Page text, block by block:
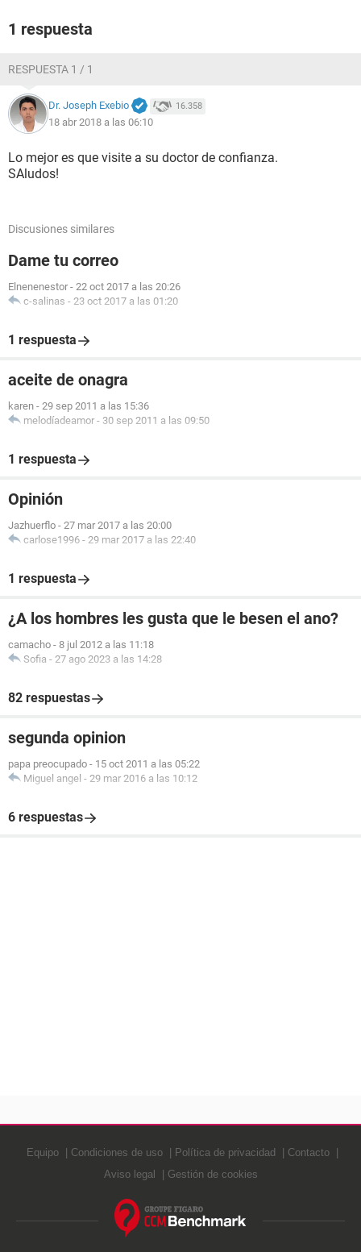
1 respuesta
RESPUESTA 1 / 1
Dr. Joseph Exebio 16.358
18 abr 2018 a las 06:10
Lo mejor es que visite a su doctor de confianza.
SAludos!
Discusiones similares
Dame tu correo
Elnenenestor - 22 oct 2017 a las 20:26
c-salinas - 23 oct 2017 a las 01:20
1 respuesta
aceite de onagra
karen - 29 sep 2011 a las 15:36
melodíadeamor - 30 sep 2011 a las 09:50
1 respuesta
Opinión
Jazhuerflo - 27 mar 2017 a las 20:00
carlose1996 - 29 mar 2017 a las 22:40
1 respuesta
¿A los hombres les gusta que le besen el ano?
camacho - 8 jul 2012 a las 11:18
Sofia - 27 ago 2023 a las 14:28
82 respuestas
segunda opinion
papa preocupado - 15 oct 2011 a las 05:22
Miguel angel - 29 mar 2016 a las 10:12
6 respuestas
Equipo Condiciones de uso Política de privacidad
Contacto
Aviso legal
Gestión de cookies